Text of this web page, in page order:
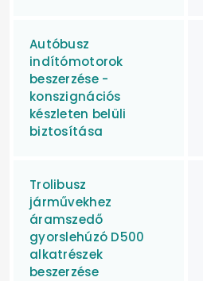
Autóbusz
indítómotorok
beszerzése -
konszignációs
készleten belüli
biztosítása
Trolibusz
járművekhez
áramszedő
gyorslehúzó D500
alkatrészek
beszerzése